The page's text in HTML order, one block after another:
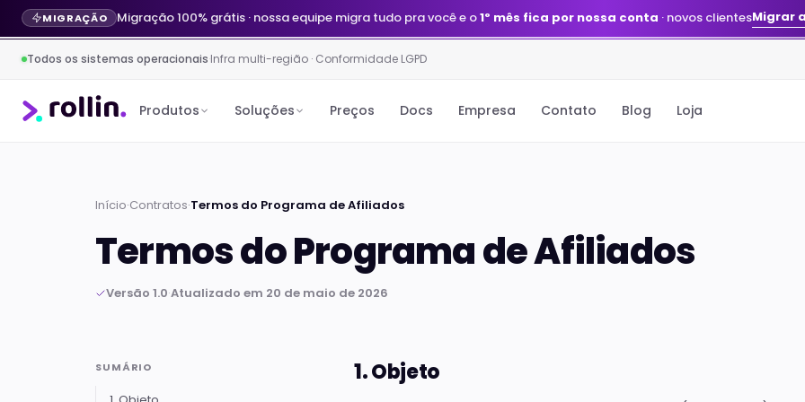
MIGRAÇÃO Migração 100% grátis · nossa equipe migra tudo pra você e o1º mês fica por nossa conta · novos clientesMigrar
Todos os sistemas operacionais·Infra multi-região · Conformidade LGPD
Produtos Soluções Preços Docs Empresa Contato Blog Loja
Início·Contratos·Termos do Programa de Afiliados
Termos do Programa de Afiliados
Versão 1.0·Atualizado em 20 de maio de 2026
SUMÁRIO 1. Objeto